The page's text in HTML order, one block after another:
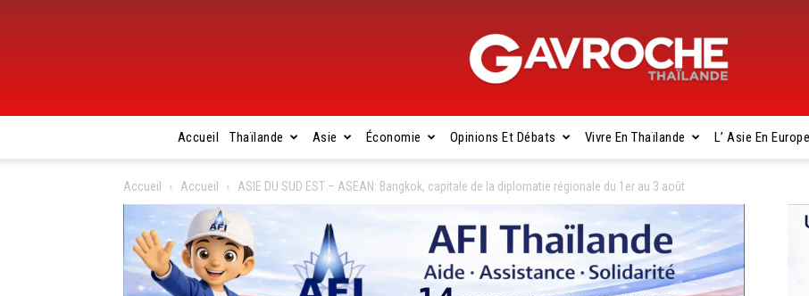
Gavroche
Thaïlande
Accueil Thaïlande Asie Économie Opinions Et Débats Vivre En Thaïlande L’ Asie En Europe
Accueil Accueil ASIE DU SUD EST – ASEAN: Bangkok, capitale de la diplomatie régionale du 1er au 3 août